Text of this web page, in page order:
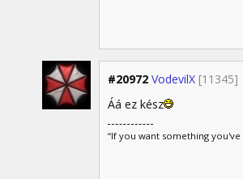
#20972 VodevilX [11345]
Áá ez kész
“If you want something